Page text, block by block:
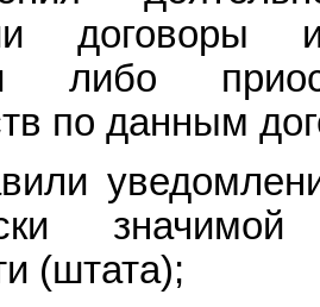
договоры
либо
по данным
(штата);